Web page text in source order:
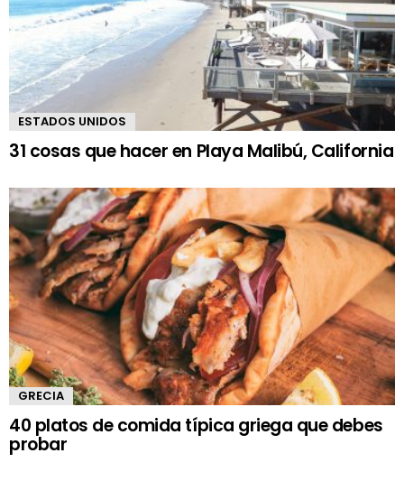
ESTADOS UNIDOS
31 cosas que hacer en Playa Malibú, California
GRECIA
40 platos de comida típica griega que debes
probar